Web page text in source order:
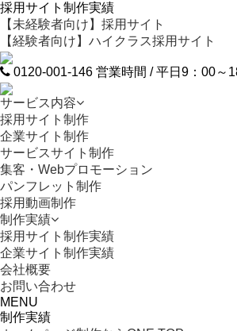
採用サイト制作実績
【未経験者向け 】採用サイト
【経験者向け 】ハイクラス採用サイト
0120-001-146 営業時間 / 平日9：00～
サービス内容
採用サイト制作
企業サイト制作
サービスサイト制作
集客・Webプロモーション
パンフレット制作
採用動画制作
制作実績
採用サイト制作実績
企業サイト制作実績
会社概要
お問い合わせ
MENU
制作実績